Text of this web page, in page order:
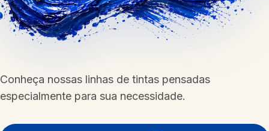
Conheça nossas linhas de tintas pensadas
especialmente para sua necessidade.